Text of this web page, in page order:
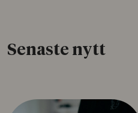
Senaste nytt